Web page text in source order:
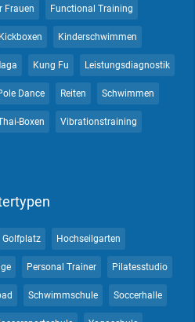
Frauen Functional Training
Kickboxen Kinderschwimmen
Kung Fu Leistungsdiagnostik
Dance Reiten Schwimmen
Boxen Vibrationstraining
Golfplatz Hochseilgarten
Personal Trainer Pilatesstudio
Schwimmschule Soccerhalle